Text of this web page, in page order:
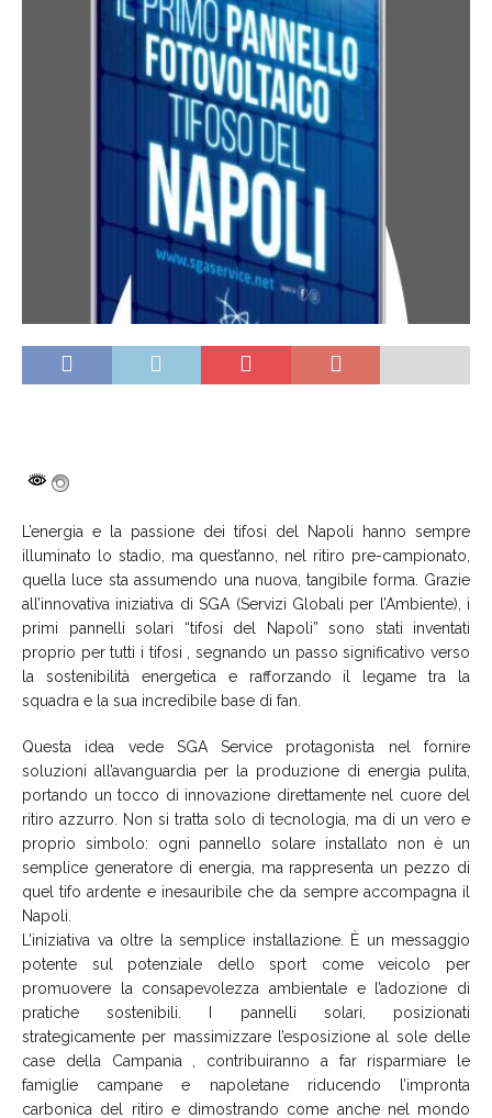
L’energia e la passione dei tifosi del Napoli hanno sempre
illuminato lo stadio, ma quest’anno, nel ritiro pre-campionato,
quella luce sta assumendo una nuova, tangibile forma. Grazie
all’innovativa iniziativa di SGA (Servizi Globali per l’Ambiente), i
primi pannelli solari “tifosi del Napoli” sono stati inventati
proprio per tutti i tifosi , segnando un passo significativo verso
la sostenibilità energetica e rafforzando il legame tra la
squadra e la sua incredibile base di fan.
Questa idea vede SGA Service protagonista nel fornire
soluzioni all’avanguardia per la produzione di energia pulita,
portando un tocco di innovazione direttamente nel cuore del
ritiro azzurro. Non si tratta solo di tecnologia, ma di un vero e
proprio simbolo: ogni pannello solare installato non è un
semplice generatore di energia, ma rappresenta un pezzo di
quel tifo ardente e inesauribile che da sempre accompagna il
Napoli.
L’iniziativa va oltre la semplice installazione. È un messaggio
potente sul potenziale dello sport come veicolo per
promuovere la consapevolezza ambientale e l’adozione di
pratiche sostenibili. I pannelli solari, posizionati
strategicamente per massimizzare l’esposizione al sole delle
case della Campania , contribuiranno a far risparmiare le
famiglie campane e napoletane riducendo l’impronta
carbonica del ritiro e dimostrando come anche nel mondo